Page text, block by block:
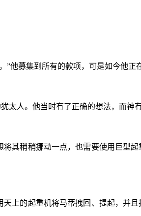
他募集到所有的款项，可是如今他正
人。他当时有了正确的想法，而神
其稍稍挪动一点，也需要使用巨型
上的起重机将马蒂拽回、提起，并